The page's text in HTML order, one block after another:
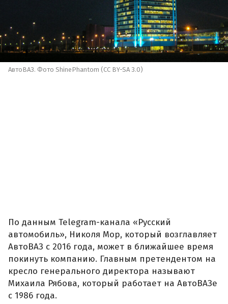
АвтоВАЗ. Фото ShinePhantom (CC BY-SA 3.0)
По данным Telegram-канала «Русский
автомобиль», Николя Мор, который возглавляет
АвтоВАЗ с 2016 года, может в ближайшее время
покинуть компанию. Главным претендентом на
кресло генерального директора называют
Михаила Рябова, который работает на АвтоВАЗе
с 1986 года.